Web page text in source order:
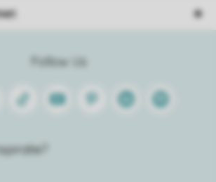
Follow Us
Tiktok Youtube PinterestLinkedinSpotify